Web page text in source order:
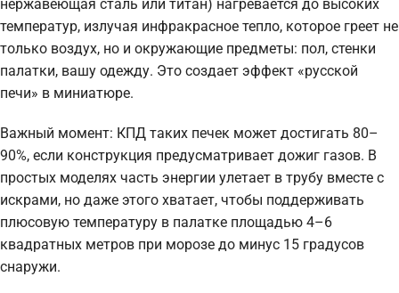
нержавеющая сталь или титан) нагревается до высоких
температур, излучая инфракрасное тепло, которое греет не
только воздух, но и окружающие предметы: пол, стенки
палатки, вашу одежду. Это создает эффект «русской
печи» в миниатюре.
Важный момент: КПД таких печек может достигать 80–
90%, если конструкция предусматривает дожиг газов. В
простых моделях часть энергии улетает в трубу вместе с
искрами, но даже этого хватает, чтобы поддерживать
плюсовую температуру в палатке площадью 4–6
квадратных метров при морозе до минус 15 градусов
снаружи.